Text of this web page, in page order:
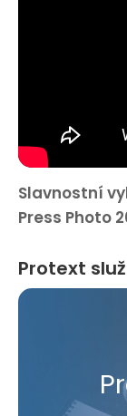
Slavnostní
Press Photo
Protext